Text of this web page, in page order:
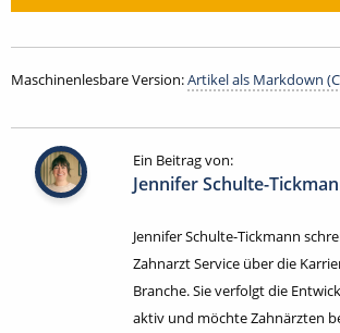
Maschinenlesbare Version:Artikel als Markdown
Ein Beitrag von:
Jennifer Schulte-
Jennifer Schulte-Tickmann
Zahnarzt Service über die
Branche. Sie verfolgt die
aktiv und möchte Zahnärzten